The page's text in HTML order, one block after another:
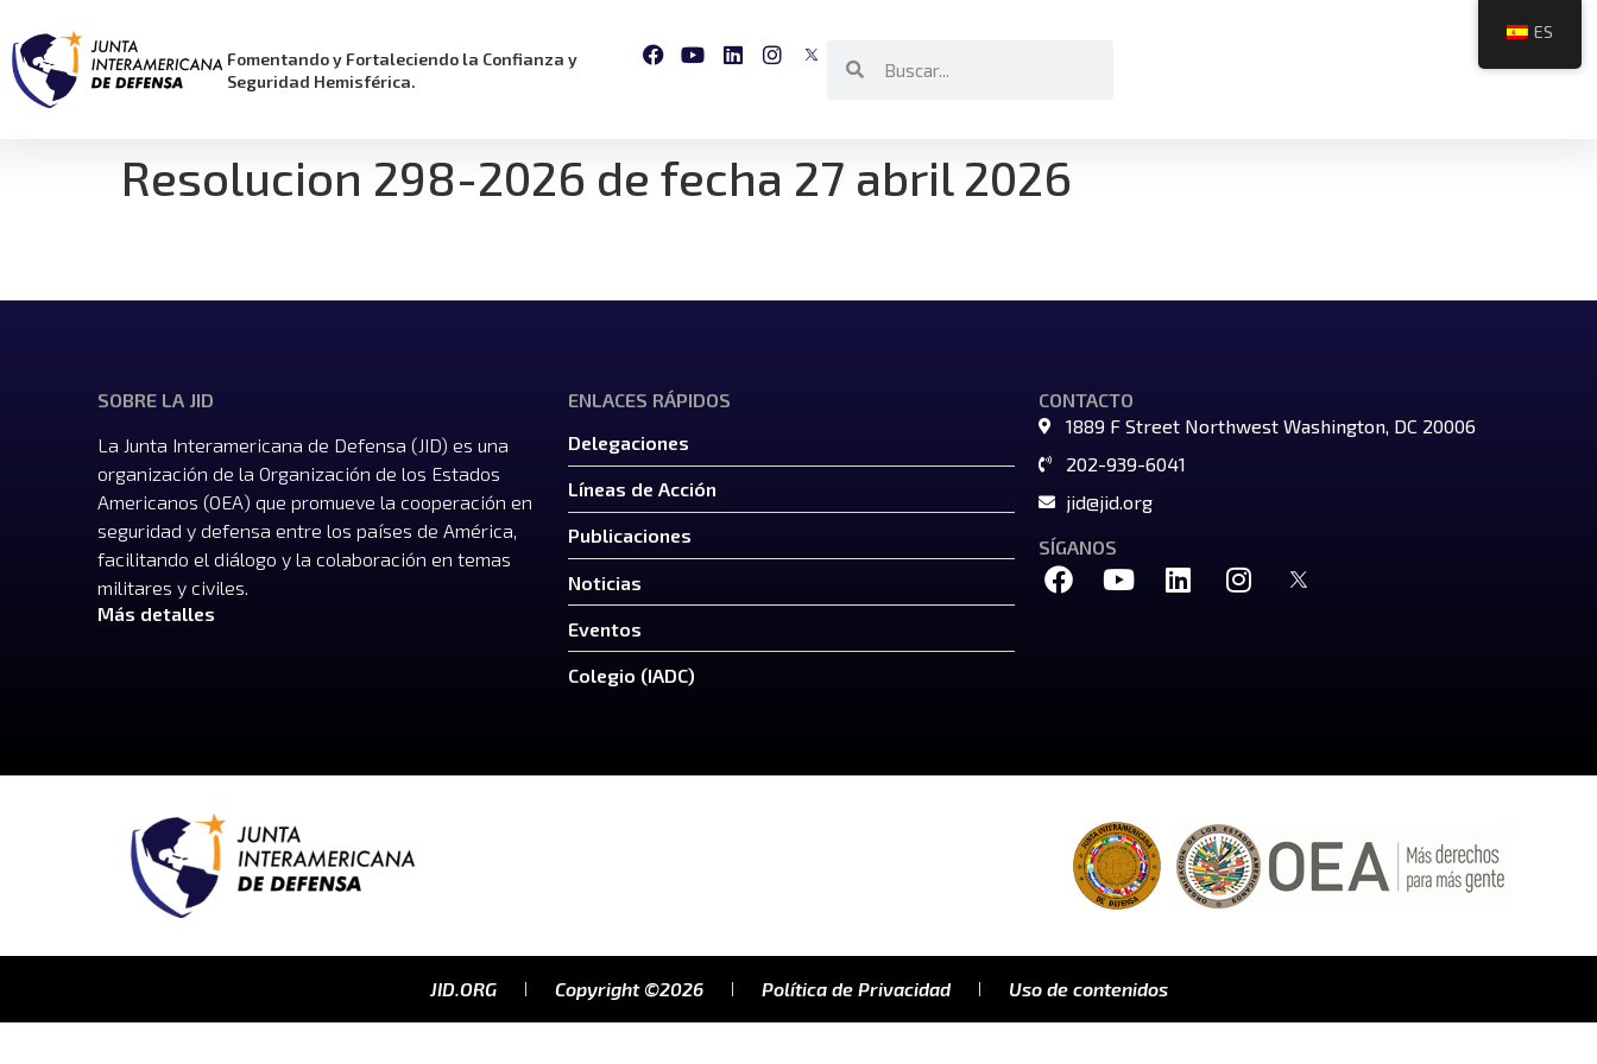
Fomentando y Fortaleciendo la Confianza y
Seguridad Hemisférica.
Resolucion 298-2026 de fecha 27 abril 2026
SOBRE LA JID
La Junta Interamericana de Defensa (JID) es una
organización de la Organización de los Estados
Americanos (OEA) que promueve la cooperación en
seguridad y defensa entre los países de América,
facilitando el diálogo y la colaboración en temas
militares y civiles.
Más detalles
ENLACES RÁPIDOS
Delegaciones
Líneas de Acción
Publicaciones
Noticias
Eventos
Colegio (IADC)
CONTACTO
1889 F Street Northwest Washington, DC 20006
202-939-6041
jid@jid.org
SÍGANOS
JID.ORG Copyright ©2026 Política de Privacidad Uso de contenidos
ES